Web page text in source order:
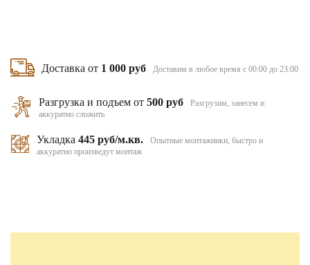
Доставка от 1 000 руб Доставим в любое время с 00:00 до 23:00
Разгрузка и подъем от500 руб
Разгрузим, занесем и
аккуратно сложить
Укладка 445 руб/м.кв.
Опытные монтажники, быстро и
аккуратно произведут монтаж